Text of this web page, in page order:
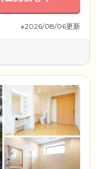
※2026/08/06更新